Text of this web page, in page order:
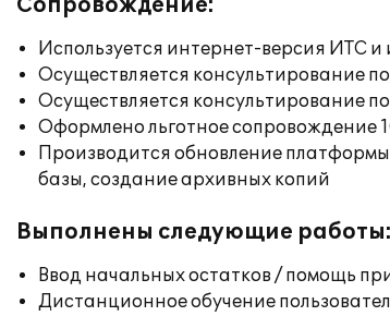
Сопровождение:
Используется интернет-версия ИТС
Осуществляется консультирование
Осуществляется консультирование
Оформлено льготное сопровождение
Производится обновление
базы, создание архивных копий
Выполнены следующие работы:
Ввод начальных остатков / помощь
Дистанционное обучение